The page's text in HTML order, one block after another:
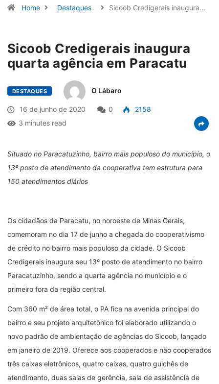
Home Destaques Sicoob Credigerais inaugura…
Sicoob Credigerais inaugura
quarta agência em Paracatu
DESTAQUES O Lábaro
16 de junho de 2020 0
2158
3 minutes read
Situado no Paracatuzinho, bairro mais populoso do município, o
13º posto de atendimento da cooperativa tem estrutura para
150 atendimentos diários
Os cidadãos da Paracatu, no noroeste de Minas Gerais,
comemoram no dia 17 de junho a chegada do cooperativismo
de crédito no bairro mais populoso da cidade. O Sicoob
Credigerais inaugura seu 13º posto de atendimento no bairro
Paracatuzinho, sendo a quarta agência no município e o
primeiro fora da região central.
Com 360 m² de área total, o PA fica na avenida principal do
bairro e seu projeto arquitetônico foi elaborado utilizando o
novo padrão de ambientação de agências do Sicoob, lançado
em janeiro de 2019. Oferece aos cooperados e não cooperados
três caixas eletrônicos, quatro caixas, quatro guichês de
atendimento, duas salas de gerência, sala de assistência de